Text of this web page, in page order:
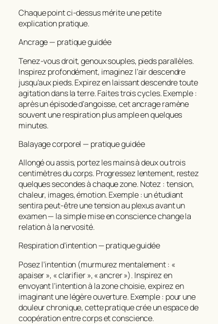
Chaque point ci‑dessus mérite une petite
explication pratique.
Ancrage — pratique guidée
Tenez‑vous droit, genoux souples, pieds parallèles.
Inspirez profondément, imaginez l’air descendre
jusqu’aux pieds. Expirez en laissant descendre toute
agitation dans la terre. Faites trois cycles. Exemple :
après un épisode d’angoisse, cet ancrage ramène
souvent une respiration plus ample en quelques
minutes.
Balayage corporel — pratique guidée
Allongé ou assis, portez les mains à deux ou trois
centimètres du corps. Progressez lentement, restez
quelques secondes à chaque zone. Notez : tension,
chaleur, images, émotion. Exemple : un étudiant
sentira peut‑être une tension au plexus avant un
examen — la simple mise en conscience change la
relation à la nervosité.
Respiration d’intention — pratique guidée
Posez l’intention (murmurez mentalement : «
apaiser », « clarifier », « ancrer »). Inspirez en
envoyant l’intention à la zone choisie, expirez en
imaginant une légère ouverture. Exemple : pour une
douleur chronique, cette pratique crée un espace de
coopération entre corps et conscience.